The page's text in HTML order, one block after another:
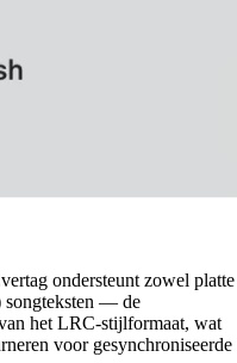
ondersteunt zowel platte
songteksten — de
het LRC-stijlformaat, wat
voor gesynchroniseerde